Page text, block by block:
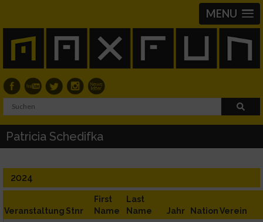
MENU
Patricia Schedifka
2024
Veranstaltung Stnr
First
Name
Last
Name
Jahr NationVerein